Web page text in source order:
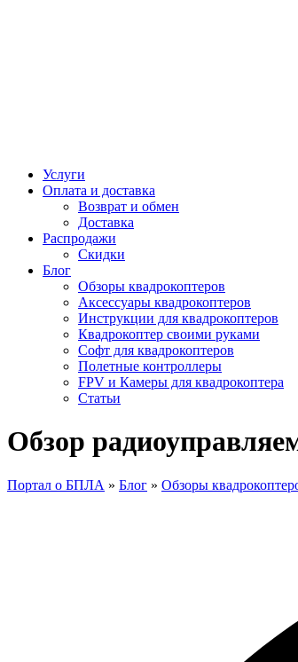
Услуги
Оплата и доставка
Возврат и обмен
Доставка
Распродажи
Скидки
Блог
Обзоры квадрокоптеров
Аксессуары квадрокоптеров
Инструкции для квадрокоптеров
Квадрокоптер своими руками
Софт для квадрокоптеров
Полетные контроллеры
FPV и Камеры для квадрокоптера
Статьи
Обзор
Портал о БПЛА » Блог » Обзоры